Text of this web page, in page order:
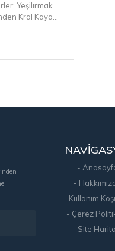
Yeşilırmak
Kral Kaya...
-
-
- Kullanım
- Çerez
- Site